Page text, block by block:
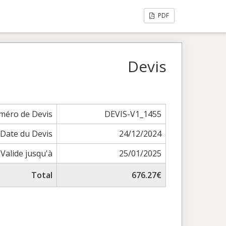
PDF
Devis
de Devis
DEVIS-V1_1455
Date du Devis
24/12/2024
Valide jusqu'à
25/01/2025
Total
676.27€